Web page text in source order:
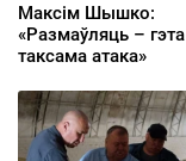
Максім Шышко:
«Размаўляць – гэта
таксама атака»